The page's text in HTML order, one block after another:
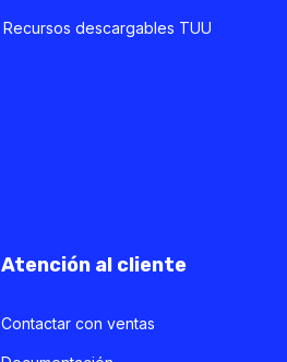
Recursos descargables TUU
Atención al cliente
Contactar con ventas